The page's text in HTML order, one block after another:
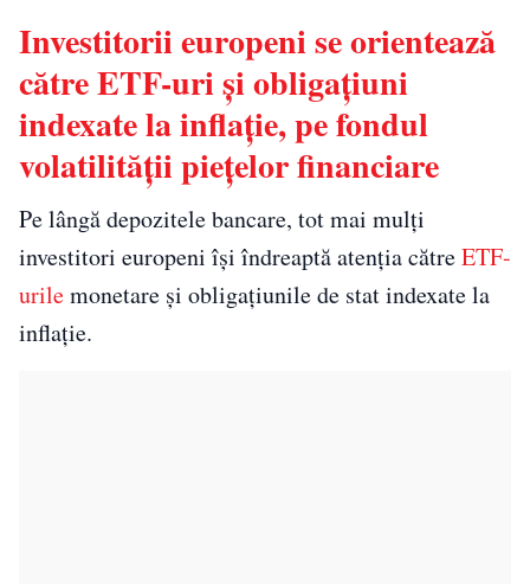
Investitorii europeni se orientează
către ETF-uri și obligațiuni
indexate la inflație, pe fondul
volatilității piețelor financiare
Pe lângă depozitele bancare, tot mai mulți
investitori europeni își îndreaptă atenția cătreETF-
urilemonetare și obligațiunile de stat indexate la
inflație.